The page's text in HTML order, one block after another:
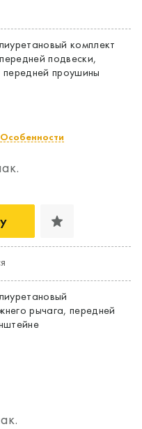
комплект
подвески,
передней проушины
Особенности
рычага, передней